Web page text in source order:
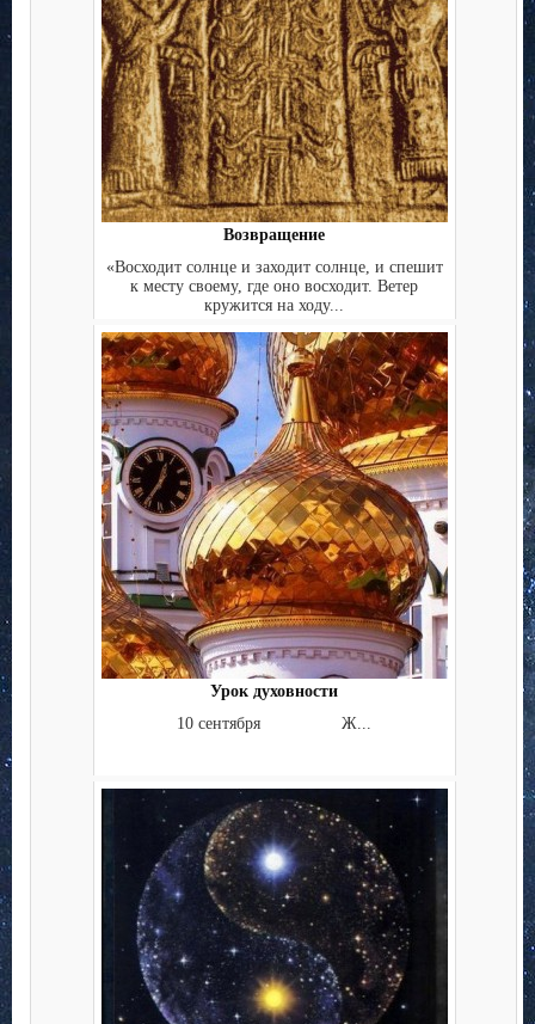
Возвращение
«Восходит солнце и заходит солнце, и спешит
к месту своему, где оно восходит. Ветер
кружится на ходу...
Урок духовности
10 сентября Ж...